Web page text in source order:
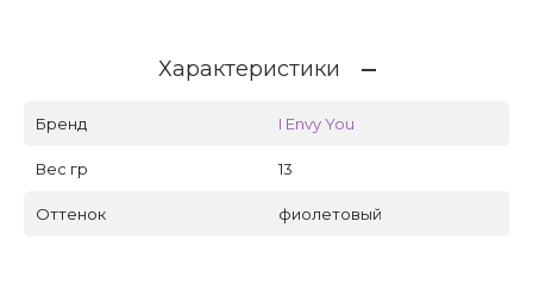
Характеристики
Бренд I Envy You
Вес гр 13
Оттенок фиолетовый